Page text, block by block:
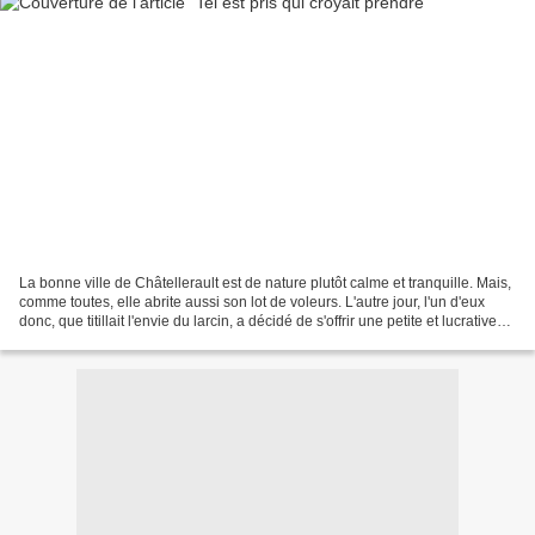
La bonne ville de Châtellerault est de nature plutôt calme et tranquille. Mais,
comme toutes, elle abrite aussi son lot de voleurs. L'autre jour, l'un d'eux
donc, que titillait l'envie du larcin, a décidé de s'offrir une petite et lucrative